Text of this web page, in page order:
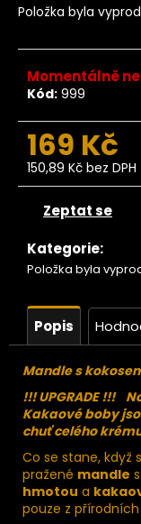
Položka byla
Momentálně
Kód: 999
169 Kč
150,89 Kč bez DPH
Měrná
Kategorie:
Položka byla
Zeptat se
Popis
Mandle s
!!! UPGRADE !!!
Kakaové boby
chuť celého
Co se stane, když
pražené mandle s
hmotou a
pouze z
u
u
e
e
Ze
nour
bez
RAW
Kč
Kč